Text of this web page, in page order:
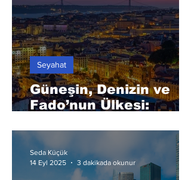
Güneşin, Denizin ve
Fado’nun Ülkesi:
Seyahat
Seda Küçük
14 Eyl 2025
3 dakikada okunur